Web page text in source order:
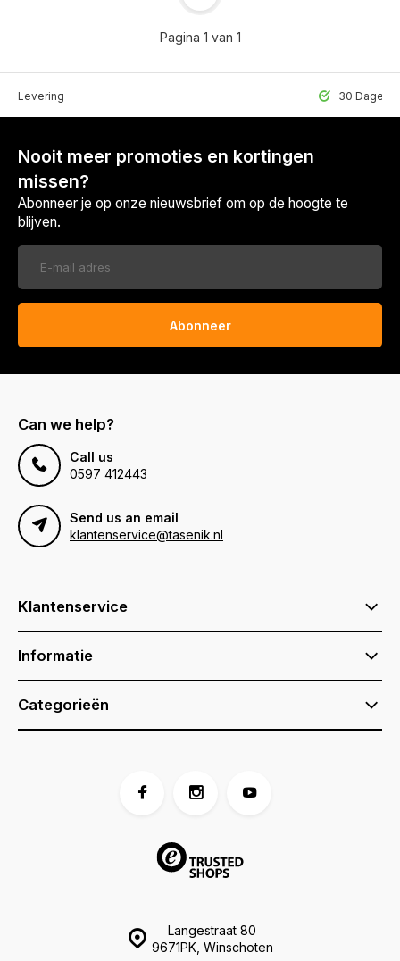
Pagina 1 van 1
Levering 30 Dagen
Nooit meer promoties en kortingen
missen?
Abonneer je op onze nieuwsbrief om op de hoogte te
blijven.
Abonneer
Can we help?
Call us
0597 412443
Send us an email
klantenservice@tasenik.nl
Klantenservice
Informatie
Categorieën
Langestraat 80
9671PK, Winschoten